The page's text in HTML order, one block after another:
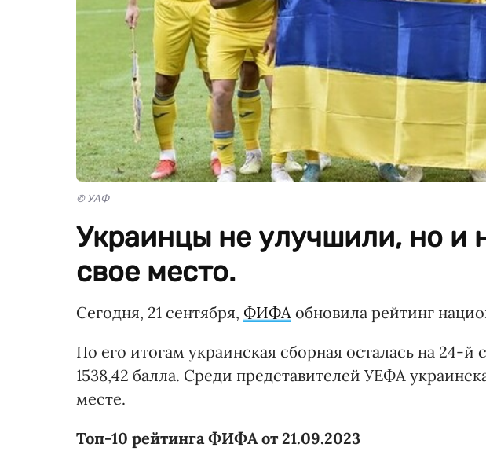
© УАФ
Украинцы не улучшили, но и
свое место.
Сегодня, 21 сентября, ФИФА обновила рейтинг
По его итогам украинская сборная осталась на 24-
1538,42 балла. Среди представителей УЕФА
месте.
Топ-10 рейтингаФИФА от 21.09.2023